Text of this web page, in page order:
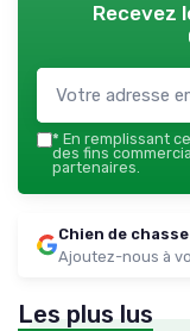
Recevez
* En remplissant
des fins
partenaires.
Chien de chasse
Ajoutez-nous à
Les plus lus